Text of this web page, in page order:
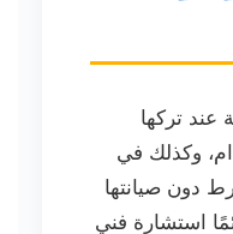
عند تركها
وكذلك في
دون صيانتها
استشارة فني